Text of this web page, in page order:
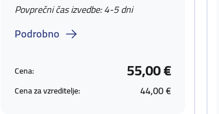
Povprečni čas izvedbe: 4-5 dni
Podrobno
Cena: 55,00 €
Cena za vzreditelje: 44,00 €